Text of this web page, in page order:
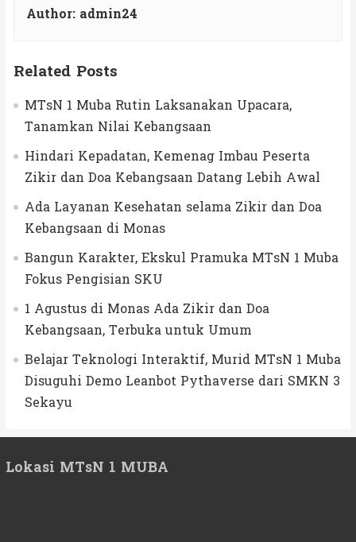
Author: admin24
Related Posts
MTsN 1 Muba Rutin Laksanakan Upacara,
Tanamkan Nilai Kebangsaan
Hindari Kepadatan, Kemenag Imbau Peserta
Zikir dan Doa Kebangsaan Datang Lebih Awal
Ada Layanan Kesehatan selama Zikir dan Doa
Kebangsaan di Monas
Bangun Karakter, Ekskul Pramuka MTsN 1 Muba
Fokus Pengisian SKU
1 Agustus di Monas Ada Zikir dan Doa
Kebangsaan, Terbuka untuk Umum
Belajar Teknologi Interaktif, Murid MTsN 1 Muba
Disuguhi Demo Leanbot Pythaverse dari SMKN 3
Sekayu
Lokasi MTsN 1 MUBA